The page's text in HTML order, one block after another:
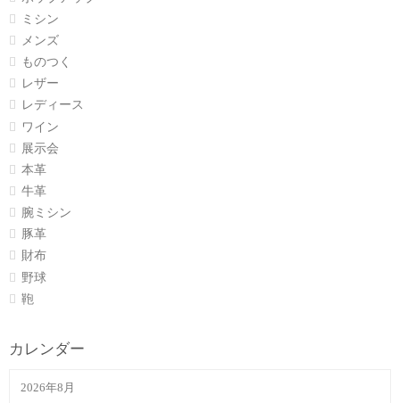
ミシン
メンズ
ものつく
レザー
レディース
ワイン
展示会
本革
牛革
腕ミシン
豚革
財布
野球
鞄
カレンダー
2026年8月